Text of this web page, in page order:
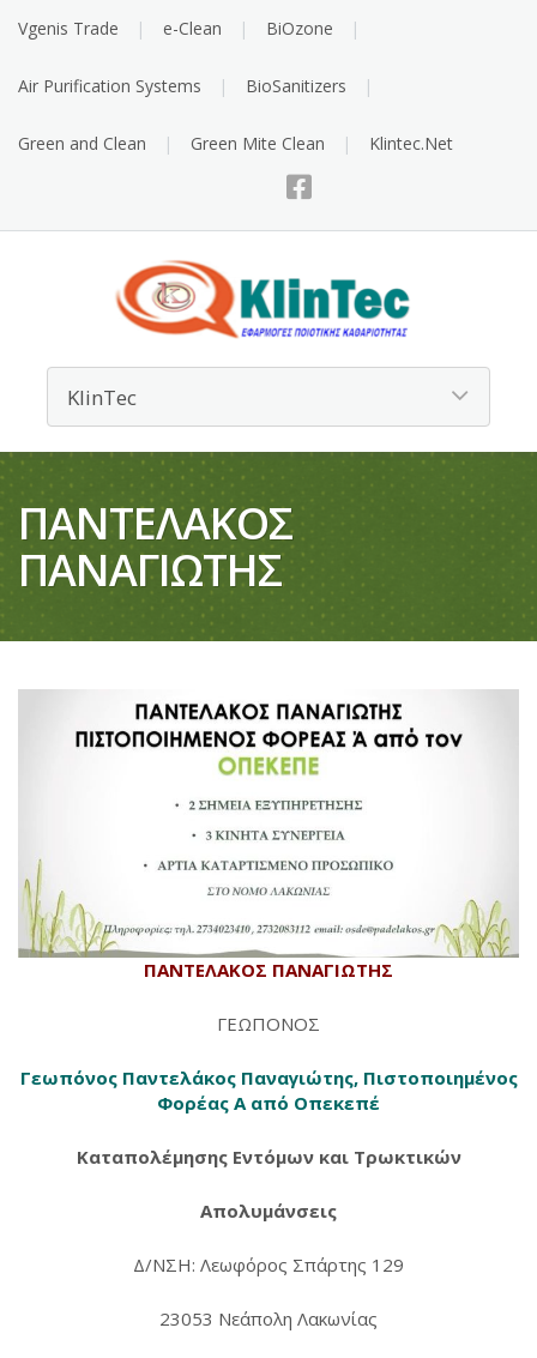
Vgenis Trade e-Clean BiOzone
Air Purification Systems BioSanitizers
Green and Clean Green Mite Clean Klintec.Net
ΠΑΝΤΕΛΑΚΟΣ
ΠΑΝΑΓΙΩΤΗΣ
ΠΑΝΤΕΛΑΚΟΣ ΠΑΝΑΓΙΩΤΗΣ
ΓΕΩΠΟΝΟΣ
Γεωπόνος Παντελάκος Παναγιώτης, Πιστοποιημένος
Φορέας Α από Οπεκεπέ
Καταπολέμησης Εντόμων και Τρωκτικών
Απολυμάνσεις
Δ/ΝΣΗ: Λεωφόρος Σπάρτης 129
23053 Νεάπολη Λακωνίας